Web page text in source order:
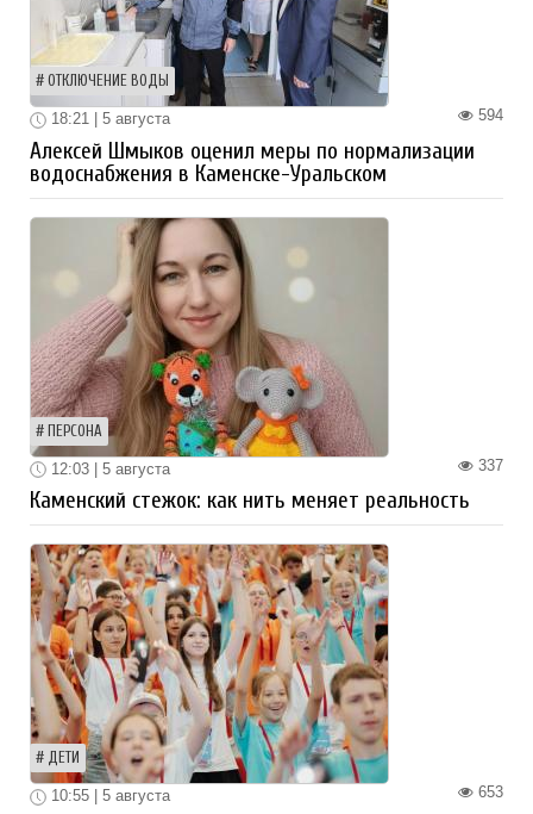
ОТКЛЮЧЕНИЕ ВОДЫ
594
18:21 | 5 августа
Алексей Шмыков оценил меры по нормализации
водоснабжения в Каменске-Уральском
ПЕРСОНА
337
12:03 | 5 августа
Каменский стежок: как нить меняет реальность
ДЕТИ
653
10:55 | 5 августа